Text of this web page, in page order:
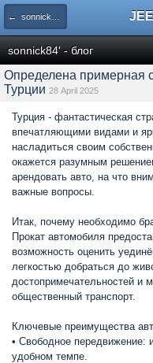
← sonnick84' - блог
sonnick84' - блог
Определена примерная
Турции 28 April 2025
Турция - фантастическая
впечатляющими видами и
насладиться своим
окажется разумным
арендовать авто, на что
важные вопросы.
Итак, почему необходимо
Прокат автомобиля
возможность оценить
легкостью добраться до
достопримечательностей и
общественный транспорт.
Ключевые преимущества
• Свободное передвижение:
удобном темпе.